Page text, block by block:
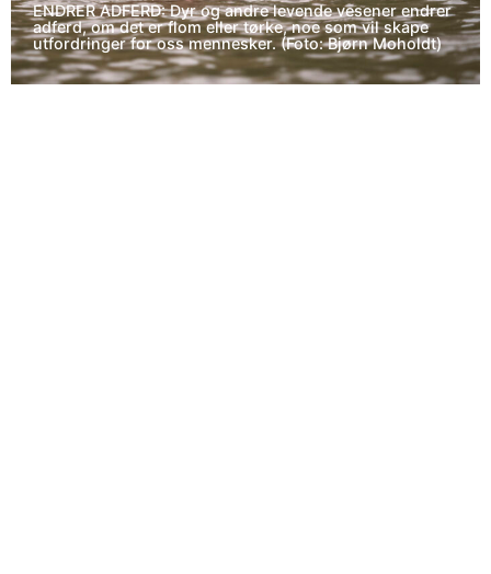
ENDRER ADFERD: Dyr og andre levende vesener endrer
adferd, om det er flom eller tørke, noe som vil skape
utfordringer for oss mennesker. (Foto: Bjørn Moholdt)